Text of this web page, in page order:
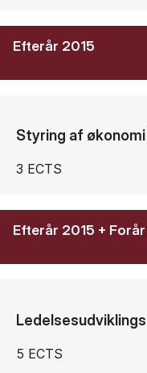
Efterår 2015
Styring af
3 ECTS
Efterår 2015 +
5 ECTS